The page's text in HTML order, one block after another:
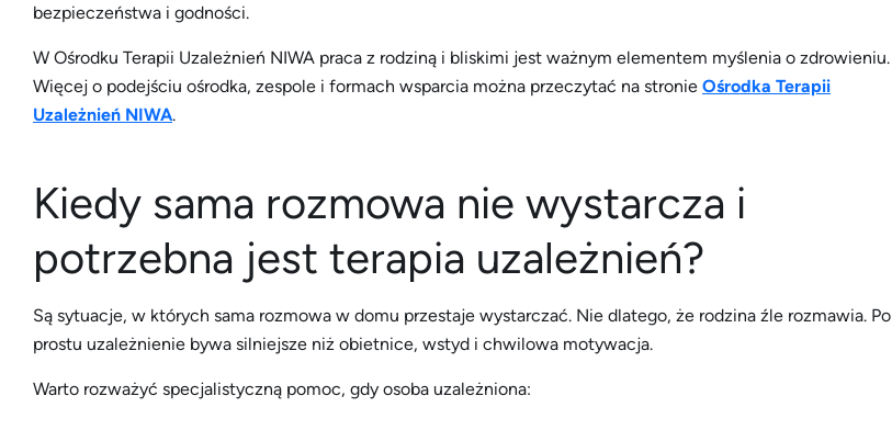
bezpieczeństwa i godności.
W Ośrodku Terapii Uzależnień NIWA praca z rodziną i bliskimi jest ważnym elementem myślenia o zdrowieniu.
Więcej o podejściu ośrodka, zespole i formach wsparcia można przeczytać na stronie Ośrodka Terapii
Uzależnień NIWA.
Kiedy sama rozmowa nie wystarcza i
potrzebna jest terapia uzależnień?
Są sytuacje, w których sama rozmowa w domu przestaje wystarczać. Nie dlatego, że rodzina źle rozmawia. Po
prostu uzależnienie bywa silniejsze niż obietnice, wstyd i chwilowa motywacja.
Warto rozważyć specjalistyczną pomoc, gdy osoba uzależniona: